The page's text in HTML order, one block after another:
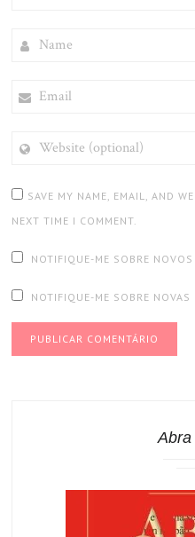
(OPTIONAL)
SAVE MY NAME, EMAIL, AND
NEXT TIME I COMMENT.
NOTIFIQUE-ME SOBRE
NOTIFIQUE-ME SOBRE
Abra